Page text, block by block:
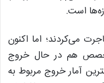
است.
می‌کردند؛ اما اکنون
هم در حال خروج
آمار خروج مربوط به